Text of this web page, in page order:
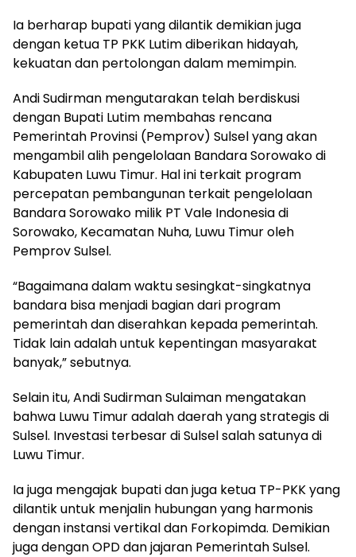
Ia berharap bupati yang dilantik demikian juga
dengan ketua TP PKK Lutim diberikan hidayah,
kekuatan dan pertolongan dalam memimpin.
Andi Sudirman mengutarakan telah berdiskusi
dengan Bupati Lutim membahas rencana
Pemerintah Provinsi (Pemprov) Sulsel yang akan
mengambil alih pengelolaan Bandara Sorowako di
Kabupaten Luwu Timur. Hal ini terkait program
percepatan pembangunan terkait pengelolaan
Bandara Sorowako milik PT Vale Indonesia di
Sorowako, Kecamatan Nuha, Luwu Timur oleh
Pemprov Sulsel.
“Bagaimana dalam waktu sesingkat-singkatnya
bandara bisa menjadi bagian dari program
pemerintah dan diserahkan kepada pemerintah.
Tidak lain adalah untuk kepentingan masyarakat
banyak,” sebutnya.
Selain itu, Andi Sudirman Sulaiman mengatakan
bahwa Luwu Timur adalah daerah yang strategis di
Sulsel. Investasi terbesar di Sulsel salah satunya di
Luwu Timur.
Ia juga mengajak bupati dan juga ketua TP-PKK yang
dilantik untuk menjalin hubungan yang harmonis
dengan instansi vertikal dan Forkopimda. Demikian
juga dengan OPD dan jajaran Pemerintah Sulsel.